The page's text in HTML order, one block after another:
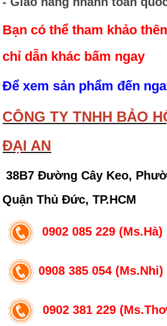
Bạn có thể tham khảo
chỉ dẫn khác bấm ngay
Để xem sản phẩm đến
CÔNG TY TNHH BẢO
ĐẠI AN
38B7 Đường Cây Keo,
Quận Thủ Đức, TP.HCM
0902 085 229
0908 385 054 (Ms.Nhi)
0902 381 229